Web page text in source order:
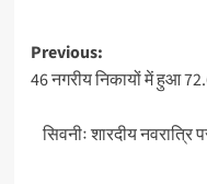
Post
navigation
Previous:
46 नगरीय निकायों में हुआ
सिवनीः शारदीय नवरात्रि